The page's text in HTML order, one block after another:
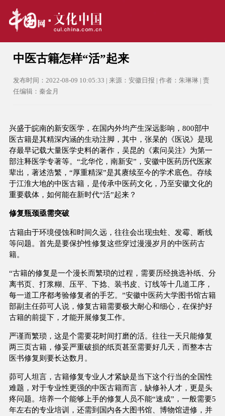
中医古籍怎样“活”起来
发布时间：2022-08-09 10:05:33 | 来源：安徽日报 | 作者：朱琳琳 | 责
任编辑：秦金月
兴盛于皖南的新安医学，在国内外均产生深远影响，800部中
医古籍是其精深内涵的生动注脚，其中，张杲的《医说》是现
存最早记载大量医学史料的著作，吴昆的《素问吴注》为第一
部注释医学专著等。“北华佗，南新安”，安徽中医药历代医家
辈出，著述浩繁，“厚重精深”是其赓续至今的学术底色。存续
于江淮大地的中医古籍，是传承中医药文化，乃至安徽文化的
重要载体，如何能在新时代“活”起来？
修复瓶颈亟需突破
古籍由于环境侵蚀和时间久远，往往会出现虫蛀、发霉、断线
等问题。首先是要保护性修复这些穿过漫漫岁月的中医药古
籍。
“古籍的修复是一个漫长而繁琐的过程，需要历经挑选补纸、分
离书页、打浆糊、压平、下捻、装书皮、订线等十几道工序，
每一道工序都考验修复者的手艺。”安徽中医药大学图书馆古籍
部副主任茆可人说，修复古籍需要极大耐心和细心，在保护好
古籍的前提下，才能开展修复工作。
严谨而繁琐，这是个需要花时间打磨的活。往往一天只能修复
两三页古籍，修妥严重破损的纸页甚至需要好几天，而整本古
医书修复则要长达数月。
茆可人坦言，古籍修复专业人才紧缺是当下这个行当的全国性
难题，对于专业性更强的中医古籍而言，缺修补人才，更是头
疼问题。培养一个能够上手的修复人员不能“速成”，一般需要5
年左右的专业培训，还需到国内各大图书馆、博物馆进修，并